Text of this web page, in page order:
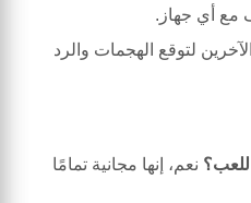
مع أي جهاز.
لتوقع الهجمات والرد
نعم، إنها مجانية تمامًا